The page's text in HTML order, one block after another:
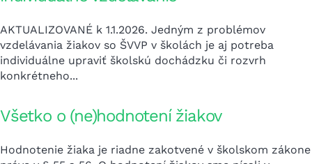
AKTUALIZOVANÉ k 1.1.2026. Jedným z problémov
vzdelávania žiakov so ŠVVP v školách je aj potreba
individuálne upraviť školskú dochádzku či rozvrh
konkrétneho...
Všetko o (ne)hodnotení žiakov
Hodnotenie žiaka je riadne zakotvené v školskom zákone